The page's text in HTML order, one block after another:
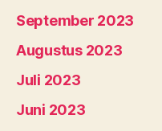
September 2023
Augustus 2023
Juli 2023
Juni 2023